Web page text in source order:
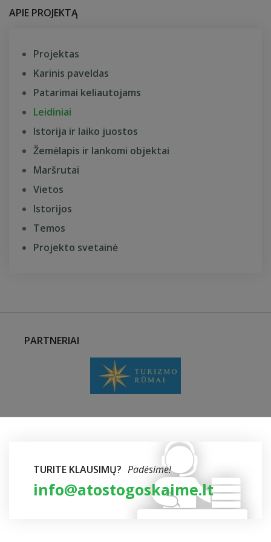
APIE PROJEKTĄ
Projektas
Karinis paveldas
Patarimai keliautojams
Leidiniai
Istorija ir laiko juostos
Žemėlapis ir lankomi objektai
Maršrutai
Vietos
Istorijos
Temos
Projekto svetainė
PARTNERIAI
TURITE KLAUSIMŲ? Padėsime!
info@atostogoskaime.lt